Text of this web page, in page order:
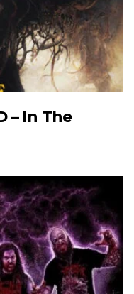
– In The